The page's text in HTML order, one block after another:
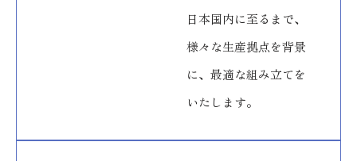
日本国内に至るまで、
様々な生産拠点を背景
に、最適な組み立てを
いたします。